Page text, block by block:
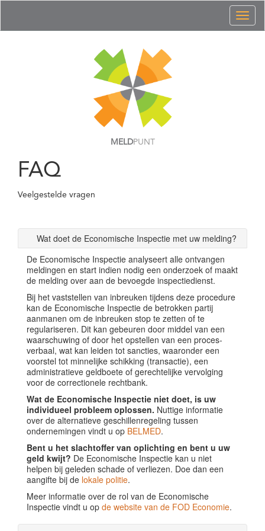
MELDPUNT
FAQ
Veelgestelde vragen
Wat doet de Economische Inspectie met uw melding?
De Economische Inspectie analyseert alle ontvangen
meldingen en start indien nodig een onderzoek of maakt
de melding over aan de bevoegde inspectiedienst.
Bij het vaststellen van inbreuken tijdens deze procedure
kan de Economische Inspectie de betrokken partij
aanmanen om de inbreuken stop te zetten of te
regulariseren. Dit kan gebeuren door middel van een
waarschuwing of door het opstellen van een proces-
verbaal, wat kan leiden tot sancties, waaronder een
voorstel tot minnelijke schikking (transactie), een
administratieve geldboete of gerechtelijke vervolging
voor de correctionele rechtbank.
Wat de Economische Inspectie niet doet, is uw
individueel probleem oplossen. Nuttige informatie
over de alternatieve geschillenregeling tussen
ondernemingen vindt u op BELMED.
Bent u het slachtoffer van oplichting en bent u uw
geld kwijt? De Economische Inspectie kan u niet
helpen bij geleden schade of verliezen. Doe dan een
aangifte bij de lokale politie.
Meer informatie over de rol van de Economische
Inspectie vindt u op de website van de FOD Economie.